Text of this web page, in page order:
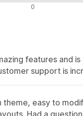
0
features and
support is
theme, easy to
Had a